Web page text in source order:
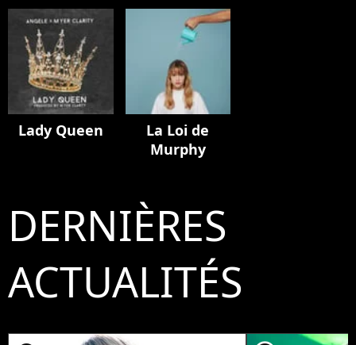
Lady Queen
La Loi de
Murphy
DERNIÈRES
ACTUALITÉS